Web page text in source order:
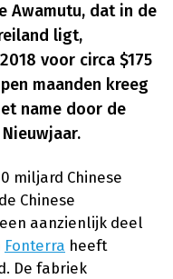
Awamutu, dat in de
ligt,
voor circa $175
maanden kreeg
name door de
miljard Chinese
Chinese
aanzienlijk deel
Fonterra heeft
De fabriek